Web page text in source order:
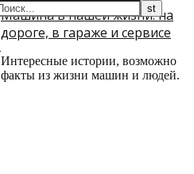
Машина в нашей жизни: на
дороге, в гараже и сервисе
Интересные истории, возможно
факты из жизни машин и людей.